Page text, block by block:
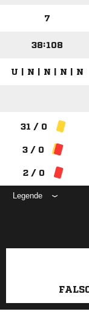
7
38:108
U | N | N | N | N
31 / 0
3 / 0
2 / 0
Legende